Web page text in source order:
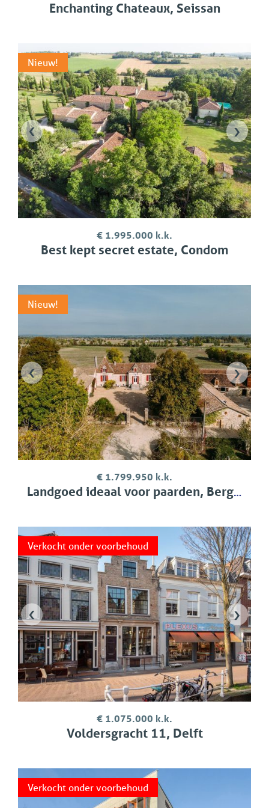
Enchanting Chateaux, Seissan
‹ ›
Nieuw!
€ 1.995.000 k.k.
Best kept secret estate, Condom
‹ ›
Nieuw!
€ 1.799.950 k.k.
Landgoed ideaal voor paarden, Bergerac
‹ ›
Verkocht onder voorbehoud
€ 1.075.000 k.k.
Voldersgracht 11, Delft
Verkocht onder voorbehoud